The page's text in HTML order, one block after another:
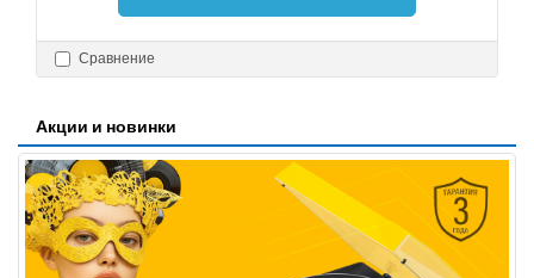
Сравнение
Акции и новинки